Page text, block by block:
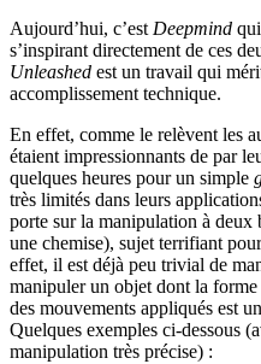
Aujourd’hui, c’est Deepmind
s’inspirant directement de ces
Unleashed est un travail qui
accomplissement technique.
En effet, comme le relèvent les
étaient impressionnants de par
quelques heures pour un simple
très limités dans leurs
porte sur la manipulation à deux
une chemise), sujet terrifiant
effet, il est déjà peu trivial de
manipuler un objet dont la
des mouvements appliqués est
Quelques exemples ci-dessous
manipulation très précise) :